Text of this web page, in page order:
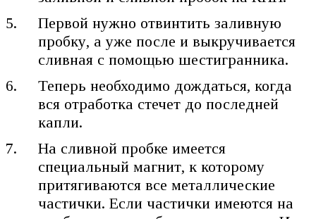
Первой нужно отвинтить заливную
пробку, а уже после и выкручивается
сливная с помощью шестигранника.
Теперь необходимо дождаться, когда
вся отработка стечет до последней
капли.
На сливной пробке имеется
специальный магнит, к которому
притягиваются все металлические
частички. Если частички имеются на